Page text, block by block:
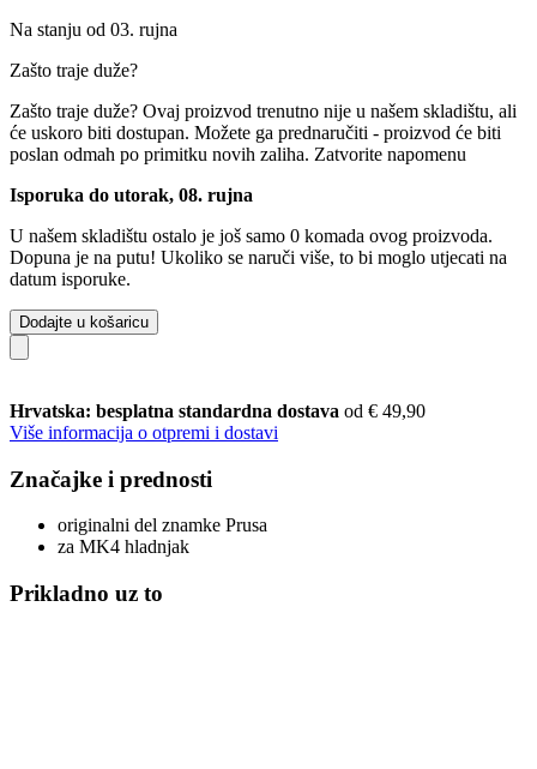
Na stanju od 03. rujna
Zašto traje duže?
Zašto traje duže? Ovaj proizvod trenutno nije u našem skladištu, ali
će uskoro biti dostupan. Možete ga prednaručiti - proizvod će biti
poslan odmah po primitku novih zaliha. Zatvorite napomenu
Isporuka do utorak, 08. rujna
U našem skladištu ostalo je još samo 0 komada ovog proizvoda.
Dopuna je na putu! Ukoliko se naruči više, to bi moglo utjecati na
datum isporuke.
Dodajte u košaricu
Hrvatska: besplatna standardna dostava od € 49,90
Više informacija o otpremi i dostavi
Značajke i prednosti
originalni del znamke Prusa
za MK4 hladnjak
Prikladno uz to